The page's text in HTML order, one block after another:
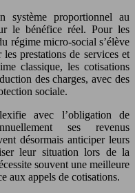
système proportionnel au
le bénéfice réel. Pour les
régime micro-social s’élève
prestations de services et
classique, les cotisations
des charges, avec des
sociale.
avec l’obligation de
ses revenus
désormais anticiper leurs
leur situation lors de la
souvent une meilleure
aux appels de cotisations.